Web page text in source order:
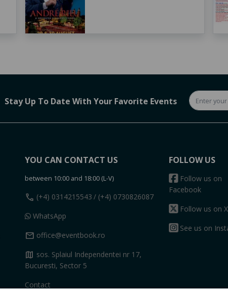
Stay Up To Date With Your Favorite Events
YOU CAN CONTACT US
between 10:00 and 18:00 (L-V)
call (+4) 0314215543 / (+4) 0730826087
WhatsApp
mail office@eventbook.ro
map sos. Splaiul Independentei nr 17,
Bucuresti, Sector 5
Contact
FOLLOW US
Follow us on
Facebook
Follow us on X
See us on